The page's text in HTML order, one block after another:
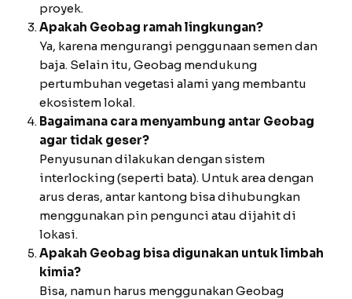
proyek.
Apakah Geobag ramah lingkungan?
Ya, karena mengurangi penggunaan semen dan
baja. Selain itu, Geobag mendukung
pertumbuhan vegetasi alami yang membantu
ekosistem lokal.
Bagaimana cara menyambung antar Geobag
agar tidak geser?
Penyusunan dilakukan dengan sistem
interlocking (seperti bata). Untuk area dengan
arus deras, antar kantong bisa dihubungkan
menggunakan pin pengunci atau dijahit di
lokasi.
Apakah Geobag bisa digunakan untuk limbah
kimia?
Bisa, namun harus menggunakan Geobag